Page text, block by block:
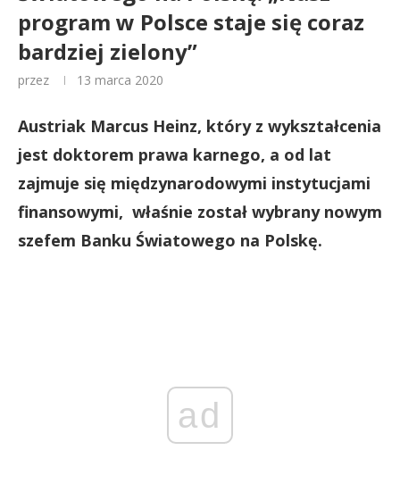
program w Polsce staje się coraz
bardziej zielony”
przez 13 marca 2020
Austriak Marcus Heinz, który z wykształcenia
jest doktorem prawa karnego, a od lat
zajmuje się międzynarodowymi instytucjami
finansowymi, właśnie został wybrany nowym
szefem Banku Światowego na Polskę.
ad